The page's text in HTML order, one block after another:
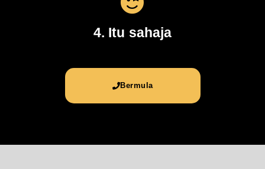
4. Itu sahaja
Bermula